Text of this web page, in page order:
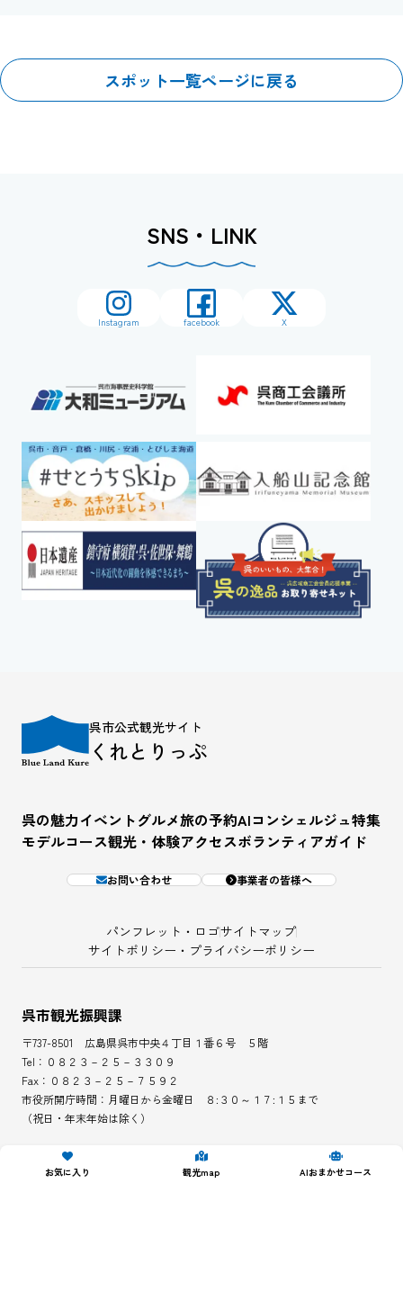
スポット一覧ページに戻る
SNS・LINK
Instagram facebook X
お気に入り 観光map AIおまかせコース
呉市公式観光サイト
くれとりっぷ
呉の魅力イベントグルメ旅の予約AIコンシェルジュ特集
モデルコース観光・体験アクセスボランティアガイド
お問い合わせ 事業者の皆様へ
パンフレット・ロゴサイトマップ
サイトポリシー・プライバシーポリシー
呉市観光振興課
〒737-8501 広島県呉市中央４丁目１番６号 ５階
Tel：０８２３－２５－３３０９
Fax：０８２３－２５－７５９２
市役所開庁時間：月曜日から金曜日 ８:３０～１７:１５まで
（祝日・年末年始は除く）
一般社団法人ツーリズムＫＵＲＥ